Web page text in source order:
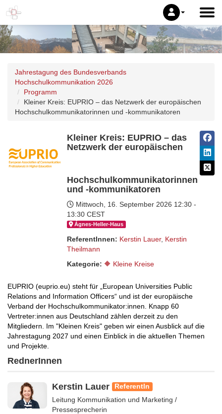
Jahrestagung des Bundesverbands
Hochschulkommunikation 2026
Programm
Kleiner Kreis: EUPRIO – das Netzwerk der europäischen
Hochschulkommunikatorinnen und -kommunikatoren
Kleiner Kreis: EUPRIO – das
Netzwerk der europäischen
Hochschulkommunikatorinnen
und -kommunikatoren
Mittwoch, 16. September 2026 12:30 -
13:30 CEST
Ágnes-Hel­ler-Haus
ReferentInnen: Kerstin Lauer, Kerstin
Theilmann
Kategorie: 🔶 Kleine Kreise
EUPRIO (euprio.eu) steht für „European Universities Public
Relations and Information Officers“ und ist der europäische
Verband der Hochschulkommunikator:innen. Knapp 60
Vertreter:innen aus Deutschland zählen derzeit zu den
Mitgliedern. Im "Kleinen Kreis" geben wir einen Ausblick auf die
Jahrestagung 2027 und einen Einblick in die aktuellen Themen
und Projekte.
RednerInnen
Kerstin Lauer ReferentIn
Leitung Kommunikation und Marketing /
Pressesprecherin